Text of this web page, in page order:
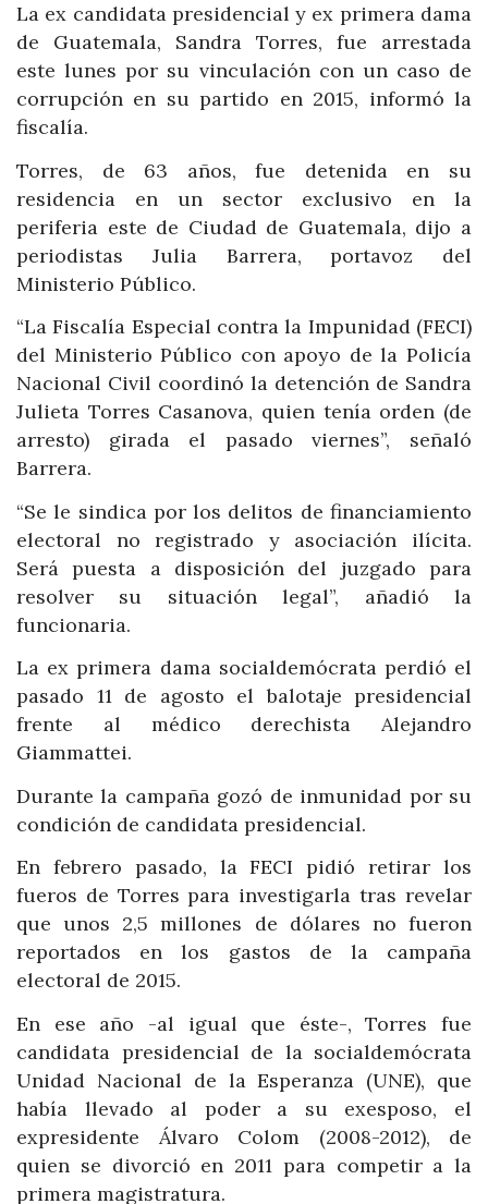
La ex candidata presidencial y ex primera dama
de Guatemala, Sandra Torres, fue arrestada
este lunes por su vinculación con un caso de
corrupción en su partido en 2015, informó la
fiscalía.
Torres, de 63 años, fue detenida en su
residencia en un sector exclusivo en la
periferia este de Ciudad de Guatemala, dijo a
periodistas Julia Barrera, portavoz del
Ministerio Público.
“La Fiscalía Especial contra la Impunidad (FECI)
del Ministerio Público con apoyo de la Policía
Nacional Civil coordinó la detención de Sandra
Julieta Torres Casanova, quien tenía orden (de
arresto) girada el pasado viernes”, señaló
Barrera.
“Se le sindica por los delitos de financiamiento
electoral no registrado y asociación ilícita.
Será puesta a disposición del juzgado para
resolver su situación legal”, añadió la
funcionaria.
La ex primera dama socialdemócrata perdió el
pasado 11 de agosto el balotaje presidencial
frente al médico derechista Alejandro
Giammattei.
Durante la campaña gozó de inmunidad por su
condición de candidata presidencial.
En febrero pasado, la FECI pidió retirar los
fueros de Torres para investigarla tras revelar
que unos 2,5 millones de dólares no fueron
reportados en los gastos de la campaña
electoral de 2015.
En ese año -al igual que éste-, Torres fue
candidata presidencial de la socialdemócrata
Unidad Nacional de la Esperanza (UNE), que
había llevado al poder a su exesposo, el
expresidente Álvaro Colom (2008-2012), de
quien se divorció en 2011 para competir a la
primera magistratura.